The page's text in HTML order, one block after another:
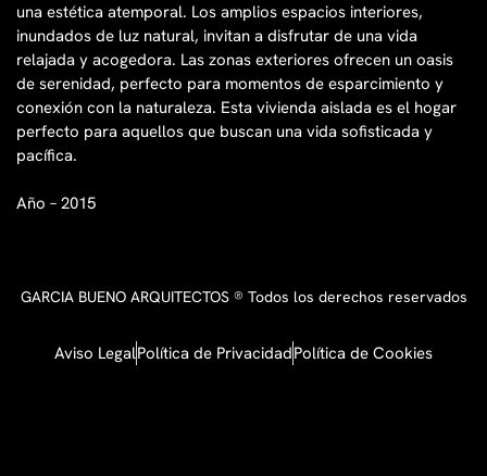
una estética atemporal. Los amplios espacios interiores,
inundados de luz natural, invitan a disfrutar de una vida
relajada y acogedora. Las zonas exteriores ofrecen un oasis
de serenidad, perfecto para momentos de esparcimiento y
conexión con la naturaleza. Esta vivienda aislada es el hogar
perfecto para aquellos que buscan una vida sofisticada y
pacífica.
Año – 2015
GARCIA BUENO ARQUITECTOS ® Todos los derechos reservados
Aviso LegalPolítica de PrivacidadPolítica de Cookies